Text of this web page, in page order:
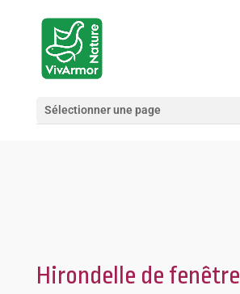
Sélectionner une page
Hirondelle de fenêtre